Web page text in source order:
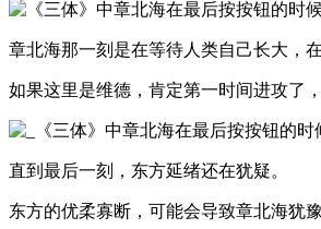
章北海那一刻是在等待人类自己长大，
如果这里是维德，肯定第一时间进攻了
直到最后一刻，东方延绪还在犹疑。
东方的优柔寡断，可能会导致章北海犹